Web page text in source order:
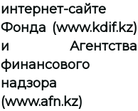
интернет-сайте
Фонда (www.kdif.kz)
и Агентства
финансового
надзора
(www.afn.kz)